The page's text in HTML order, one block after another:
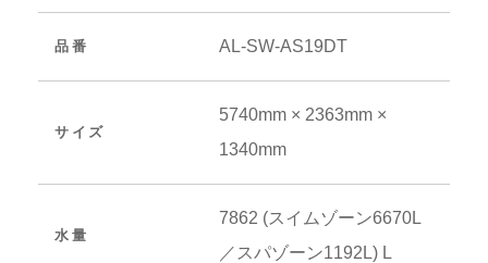
品番 AL-SW-AS19DT
サイズ
5740mm × 2363mm ×
1340mm
水量
7862 (スイムゾーン6670L
／スパゾーン1192L) L